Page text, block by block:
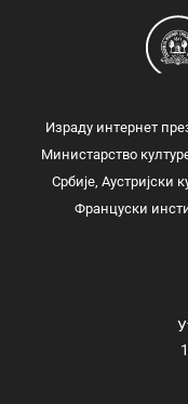
Израду интернет
Министарство
Србије, Аустријски
Француски